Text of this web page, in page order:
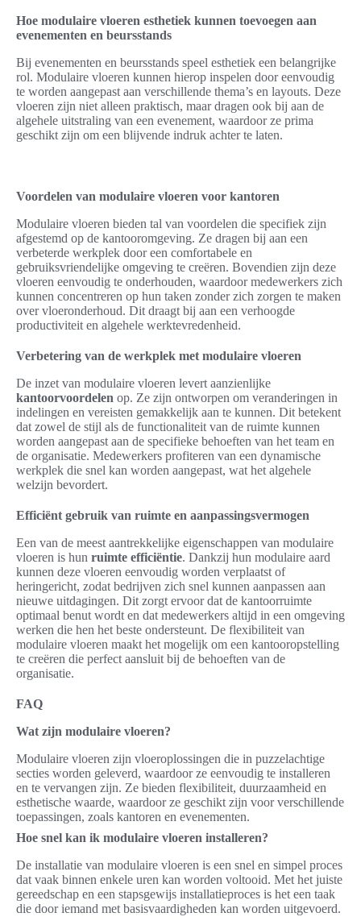
Hoe modulaire vloeren esthetiek kunnen toevoegen aan
evenementen en beursstands
Bij evenementen en beursstands speel esthetiek een belangrijke
rol. Modulaire vloeren kunnen hierop inspelen door eenvoudig
te worden aangepast aan verschillende thema’s en layouts. Deze
vloeren zijn niet alleen praktisch, maar dragen ook bij aan de
algehele uitstraling van een evenement, waardoor ze prima
geschikt zijn om een blijvende indruk achter te laten.
Voordelen van modulaire vloeren voor kantoren
Modulaire vloeren bieden tal van voordelen die specifiek zijn
afgestemd op de kantooromgeving. Ze dragen bij aan een
verbeterde werkplek door een comfortabele en
gebruiksvriendelijke omgeving te creëren. Bovendien zijn deze
vloeren eenvoudig te onderhouden, waardoor medewerkers zich
kunnen concentreren op hun taken zonder zich zorgen te maken
over vloeronderhoud. Dit draagt bij aan een verhoogde
productiviteit en algehele werktevredenheid.
Verbetering van de werkplek met modulaire vloeren
De inzet van modulaire vloeren levert aanzienlijke
kantoorvoordelen op. Ze zijn ontworpen om veranderingen in
indelingen en vereisten gemakkelijk aan te kunnen. Dit betekent
dat zowel de stijl als de functionaliteit van de ruimte kunnen
worden aangepast aan de specifieke behoeften van het team en
de organisatie. Medewerkers profiteren van een dynamische
werkplek die snel kan worden aangepast, wat het algehele
welzijn bevordert.
Efficiënt gebruik van ruimte en aanpassingsvermogen
Een van de meest aantrekkelijke eigenschappen van modulaire
vloeren is hun ruimte efficiëntie. Dankzij hun modulaire aard
kunnen deze vloeren eenvoudig worden verplaatst of
heringericht, zodat bedrijven zich snel kunnen aanpassen aan
nieuwe uitdagingen. Dit zorgt ervoor dat de kantoorruimte
optimaal benut wordt en dat medewerkers altijd in een omgeving
werken die hen het beste ondersteunt. De flexibiliteit van
modulaire vloeren maakt het mogelijk om een kantooropstelling
te creëren die perfect aansluit bij de behoeften van de
organisatie.
FAQ
Wat zijn modulaire vloeren?
Modulaire vloeren zijn vloeroplossingen die in puzzelachtige
secties worden geleverd, waardoor ze eenvoudig te installeren
en te vervangen zijn. Ze bieden flexibiliteit, duurzaamheid en
esthetische waarde, waardoor ze geschikt zijn voor verschillende
toepassingen, zoals kantoren en evenementen.
Hoe snel kan ik modulaire vloeren installeren?
De installatie van modulaire vloeren is een snel en simpel proces
dat vaak binnen enkele uren kan worden voltooid. Met het juiste
gereedschap en een stapsgewijs installatieproces is het een taak
die door iemand met basisvaardigheden kan worden uitgevoerd.